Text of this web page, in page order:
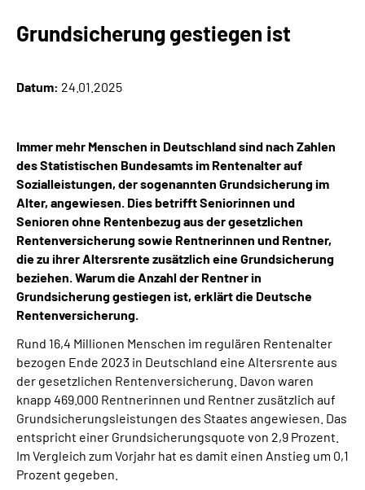
Experten
Über uns & Presse
Suche
Language
Inhalte in Gebärdensprache (DGS)
Leichte Sprache
Mein Kundenportal
Grundsicherung gestiegen ist
Datum: 24.01.2025
Immer mehr Menschen in Deutschland sind nach Zahlen
des Statistischen Bundesamts im Rentenalter auf
Sozialleistungen, der sogenannten Grundsicherung im
Alter, angewiesen. Dies betrifft Seniorinnen und
Senioren ohne Rentenbezug aus der gesetzlichen
Rentenversicherung sowie Rentnerinnen und Rentner,
die zu ihrer Altersrente zusätzlich eine Grundsicherung
beziehen. Warum die Anzahl der Rentner in
Grundsicherung gestiegen ist, erklärt die Deutsche
Rentenversicherung.
Rund 16,4 Millionen Menschen im regulären Rentenalter
bezogen Ende 2023 in Deutschland eine Altersrente aus
der gesetzlichen Rentenversicherung. Davon waren
knapp 469.000 Rentnerinnen und Rentner zusätzlich auf
Grundsicherungsleistungen des Staates angewiesen. Das
entspricht einer Grundsicherungsquote von 2,9 Prozent.
Im Vergleich zum Vorjahr hat es damit einen Anstieg um 0,1
Prozent gegeben.